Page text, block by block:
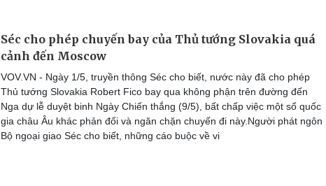
Séc cho phép chuyến bay của Thủ tướng Slovakia quá
cảnh đến Moscow
VOV.VN - Ngày 1/5, truyền thông Séc cho biết, nước này đã cho phép
Thủ tướng Slovakia Robert Fico bay qua không phận trên đường đến
Nga dự lễ duyệt binh Ngày Chiến thắng (9/5), bất chấp việc một số quốc
gia châu Âu khác phản đối và ngăn chặn chuyến đi này.Người phát ngôn
Bộ ngoại giao Séc cho biết, những cáo buộc về vi